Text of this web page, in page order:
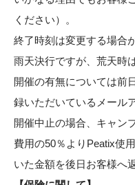
ください）。
終了時刻は変更する場合
雨天決行ですが、荒天時
開催の有無については前
録いただいているメール
開催中止の場合、キャン
費用の50％よりPeatix使
いた金額を後日お客様へ